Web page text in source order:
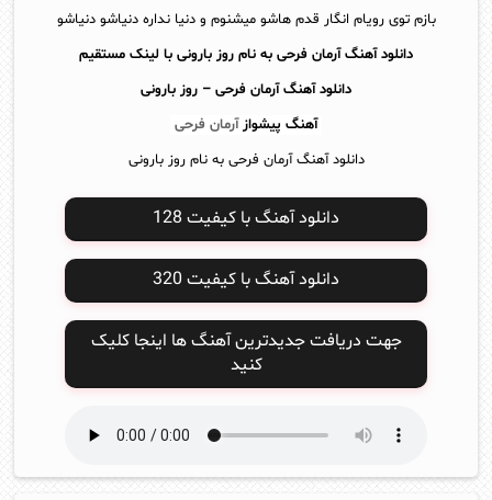
بازم توی رویام انگار قدم هاشو میشنوم و دنیا نداره دنیاشو دنیاشو
دانلود آهنگ آرمان فرحی به نام روز بارونی با لینک مستقیم
دانلود آهنگآرمان فرحی – روز بارونی
آهنگ پیشوازآرمان فرحی
دانلود آهنگ آرمان فرحی به نام روز بارونی
دانلود آهنگ با کیفیت 128
دانلود آهنگ با کیفیت 320
جهت دریافت جدیدترین آهنگ ها اینجا کلیک
کنید